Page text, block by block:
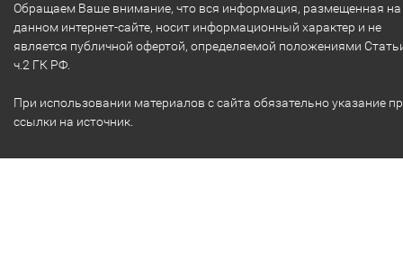
Обращаем Ваше внимание, что вся информация, размещенная на
данном интернет-сайте, носит информационный характер и не
является публичной офертой, определяемой положениями
ч.2 ГК РФ.
При использовании материалов с сайта обязательно указание
ссылки на источник.